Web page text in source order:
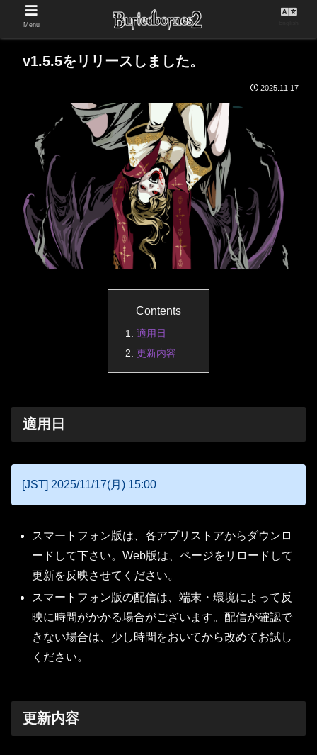
v1.5.5をリリースしました。
2025.11.17
Contents
適用日
更新内容
適用日
[JST] 2025/11/17(月) 15:00
スマートフォン版は、各アプリストアからダウンロ
ードして下さい。Web版は、ページをリロードして
更新を反映させてください。
スマートフォン版の配信は、端末・環境によって反
映に時間がかかる場合がございます。配信が確認で
きない場合は、少し時間をおいてから改めてお試し
ください。
更新内容
Menu